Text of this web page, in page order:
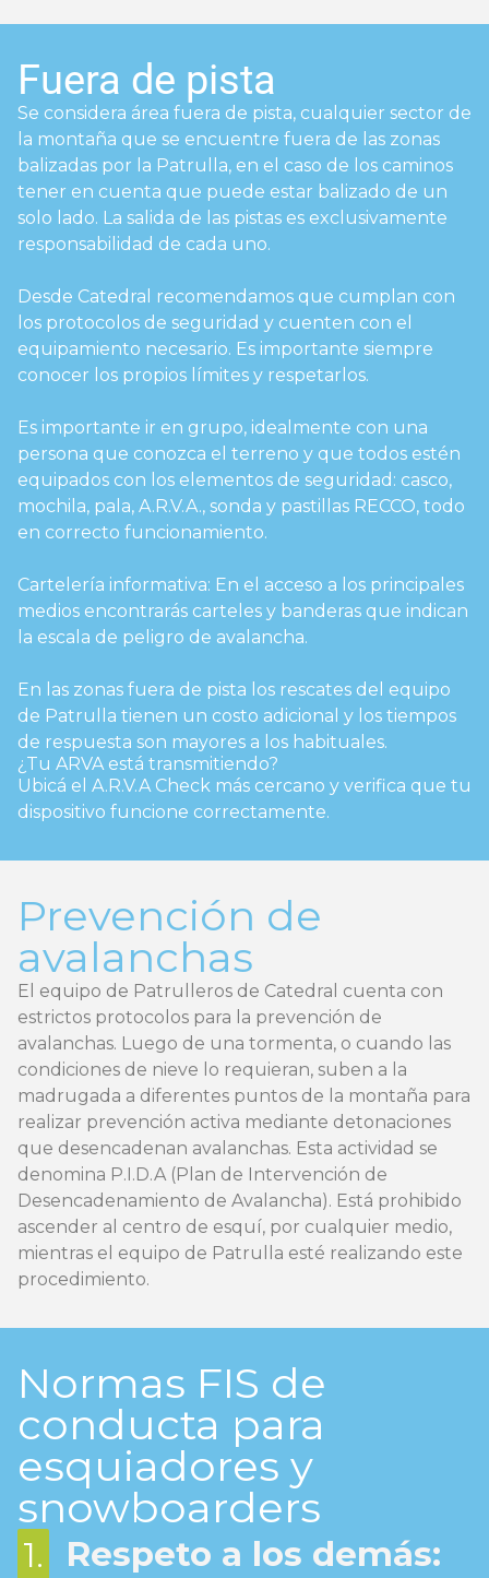
Fuera de pista
Se considera área fuera de pista, cualquier sector de
la montaña que se encuentre fuera de las zonas
balizadas por la Patrulla, en el caso de los caminos
tener en cuenta que puede estar balizado de un
solo lado. La salida de las pistas es exclusivamente
responsabilidad de cada uno.
Desde Catedral recomendamos que cumplan con
los protocolos de seguridad y cuenten con el
equipamiento necesario. Es importante siempre
conocer los propios límites y respetarlos.
Es importante ir en grupo, idealmente con una
persona que conozca el terreno y que todos estén
equipados con los elementos de seguridad: casco,
mochila, pala, A.R.V.A., sonda y pastillas RECCO, todo
en correcto funcionamiento.
Cartelería informativa: En el acceso a los principales
medios encontrarás carteles y banderas que indican
la escala de peligro de avalancha.
En las zonas fuera de pista los rescates del equipo
de Patrulla tienen un costo adicional y los tiempos
de respuesta son mayores a los habituales.
¿Tu ARVA está transmitiendo?
Ubicá el A.R.V.A Check más cercano y verifica que tu
dispositivo funcione correctamente.
Prevención de
avalanchas
El equipo de Patrulleros de Catedral cuenta con
estrictos protocolos para la prevención de
avalanchas. Luego de una tormenta, o cuando las
condiciones de nieve lo requieran, suben a la
madrugada a diferentes puntos de la montaña para
realizar prevención activa mediante detonaciones
que desencadenan avalanchas. Esta actividad se
denomina P.I.D.A (Plan de Intervención de
Desencadenamiento de Avalancha). Está prohibido
ascender al centro de esquí, por cualquier medio,
mientras el equipo de Patrulla esté realizando este
procedimiento.
Normas FIS de
conducta para
esquiadores y
snowboarders
1.
Respeto a los demás: